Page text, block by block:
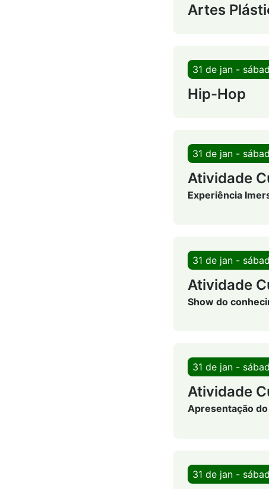
Artes
31 de jan -
Hip-Hop
31 de jan -
Atividade
Experiência
31 de jan -
Atividade
Show do
31 de jan -
Atividade
Apresentação
31 de jan -